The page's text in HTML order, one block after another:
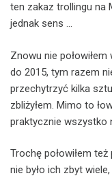
ten zakaz trollingu na
jednak sens …
Znowu nie połowiłem
do 2015, tym razem
przechytrzyć kilka
zbliżyłem. Mimo to
praktycznie wszystko
Trochę połowiłem
nie było ich zbyt